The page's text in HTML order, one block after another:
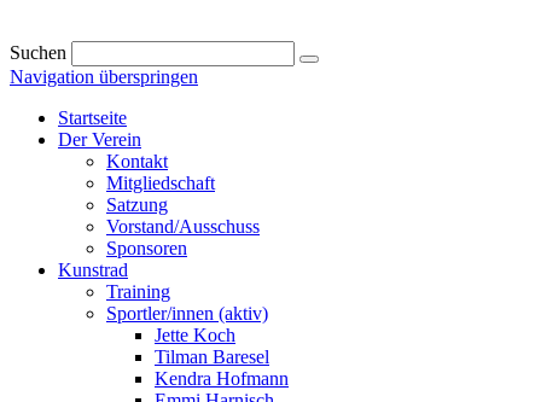
Suchen
Navigation überspringen
Startseite
Der Verein
Kontakt
Mitgliedschaft
Satzung
Vorstand/Ausschuss
Sponsoren
Kunstrad
Training
Sportler/innen (aktiv)
Jette Koch
Tilman Baresel
Kendra Hofmann